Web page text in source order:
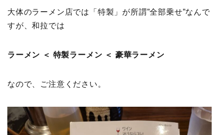
大体のラーメン店では「特製」が所謂”全部乗せ”なんで
すが、和拉では
ラーメン ＜ 特製ラーメン ＜ 豪華ラーメン
なので、ご注意ください。